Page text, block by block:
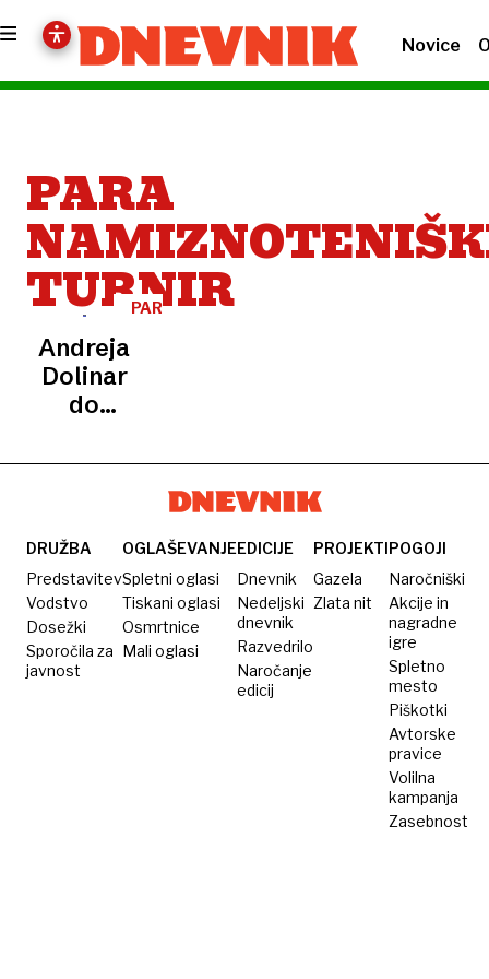
Novice
PARA
TURNIR
PARAŠPORT
Andreja
Dolinar
do
medalje
turnirju
v
Laškem
DRUŽBA
Predstavitev
Vodstvo
Dosežki
Sporočila za
javnost
OGLAŠEVANJE
Spletni oglasi
Tiskani oglasi
Osmrtnice
Mali oglasi
EDICIJE
Dnevnik
Nedeljski
dnevnik
Razvedrilo
Naročanje
edicij
PROJEKTI
Gazela
Zlata nit
POGOJI
Naročniški
Akcije in
nagradne
igre
Spletno
mesto
Piškotki
Avtorske
pravice
Volilna
kampanja
Zasebnost